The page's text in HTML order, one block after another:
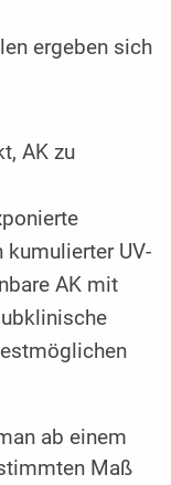
ergeben sich
AK zu
kumulierter UV-
AK mit
ab einem
Maß